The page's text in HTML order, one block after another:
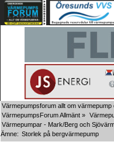
Värmepumpsforum allt om
VärmepumpsForum Allmänt »
Värmepumpar - Mark/Berg och
Ämne: Storlek på bergvärmepump